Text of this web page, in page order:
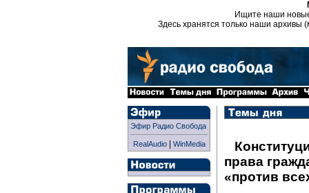
Ищите наши
Здесь хранятся только наши архивы
Эфир Радио Свобода
RealAudio| WinMedia
права
«против